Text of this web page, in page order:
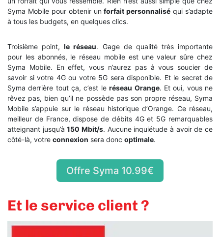
Syma Mobile pour obtenir un forfait personnalisé qui s’adapte
à tous les budgets, en quelques clics.
Troisième point,le réseau. Gage de qualité très importante
pour les abonnés, le réseau mobile est une valeur sûre chez
Syma Mobile. En effet, vous n’aurez pas à vous soucier de
savoir si votre 4G ou votre 5G sera disponible. Et le secret de
Syma derrière tout ça, c’est leréseau Orange. Et oui, vous ne
rêvez pas, bien qu’il ne possède pas son propre réseau, Syma
Mobile s’appuie sur le réseau historique d’Orange. Ce réseau,
meilleur de France, dispose de débits 4G et 5G remarquables
atteignant jusqu’à150 Mbit/s. Aucune inquiétude à avoir de ce
côté-là, votre connexion sera donc optimale.
Offre Syma 10.99€
Et le service client ?